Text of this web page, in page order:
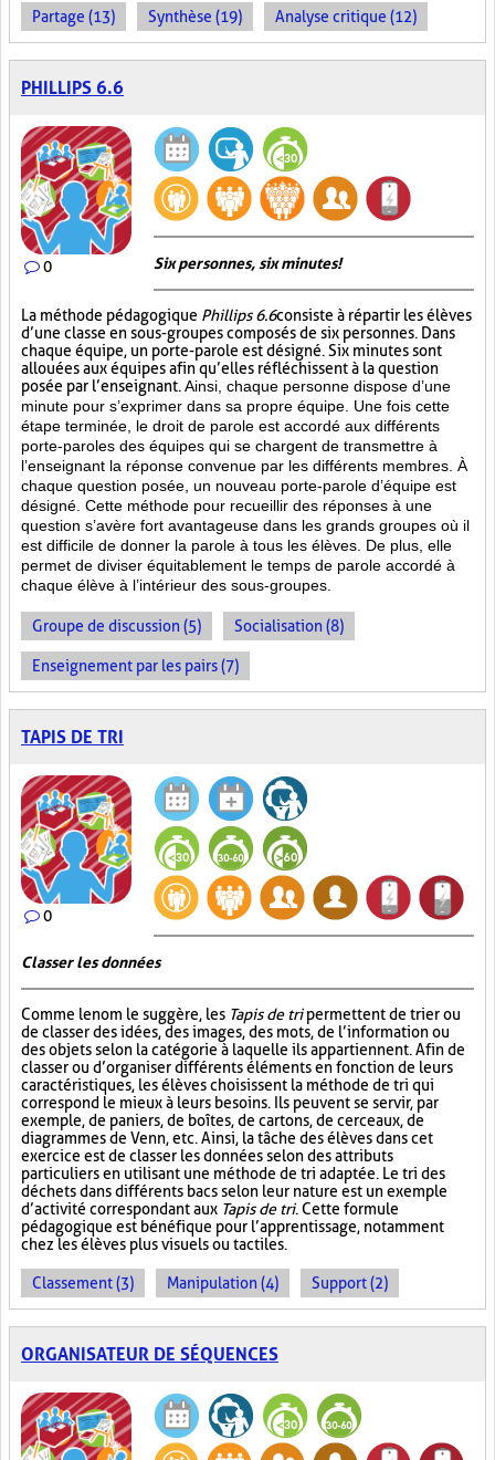
Partage (13) Synthèse (19) Analyse critique (12)
PHILLIPS 6.6
0 Six personnes, six minutes!
La méthode pédagogique Phillips 6.6consiste à répartir les élèves
d’une classe en sous-groupes composés de six personnes. Dans
chaque équipe, un porte-parole est désigné. Six minutes sont
allouées aux équipes afin qu’elles réfléchissent à la question
posée par l’enseignant. Ainsi, chaque personne dispose d’une
minute pour s’exprimer dans sa propre équipe. Une fois cette
étape terminée, le droit de parole est accordé aux différents
porte-paroles des équipes qui se chargent de transmettre à
l’enseignant la réponse convenue par les différents membres. À
chaque question posée, un nouveau porte-parole d’équipe est
désigné. Cette méthode pour recueillir des réponses à une
question s’avère fort avantageuse dans les grands groupes où il
est difficile de donner la parole à tous les élèves. De plus, elle
permet de diviser équitablement le temps de parole accordé à
chaque élève à l’intérieur des sous-groupes.
Groupe de discussion (5) Socialisation (8)
Enseignement par les pairs (7)
TAPIS DE TRI
0
Classer les données
Comme le nom le suggère, les Tapis de tripermettent de trier ou
de classer des idées, des images, des mots, de l’information ou
des objets selon la catégorie à laquelle ils appartiennent. Afin de
classer ou d’organiser différents éléments en fonction de leurs
caractéristiques, les élèves choisissent la méthode de tri qui
correspond le mieux à leurs besoins. Ils peuvent se servir, par
exemple, de paniers, de boîtes, de cartons, de cerceaux, de
diagrammes de Venn, etc. Ainsi, la tâche des élèves dans cet
exercice est de classer les données selon des attributs
particuliers en utilisant une méthode de tri adaptée. Le tri des
déchets dans différents bacs selon leur nature est un exemple
d’activité correspondant aux Tapis de tri. Cette formule
pédagogique est bénéfique pour l’apprentissage, notamment
chez les élèves plus visuels ou tactiles.
Classement (3) Manipulation (4) Support (2)
ORGANISATEUR DE SÉQUENCES